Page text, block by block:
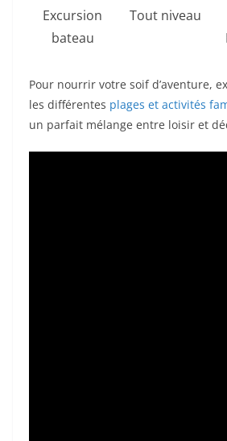
Excursion
bateau
Tout niveau
Pour nourrir votre soif d’aventure,
les différentes plages et activités
un parfait mélange entre loisir et